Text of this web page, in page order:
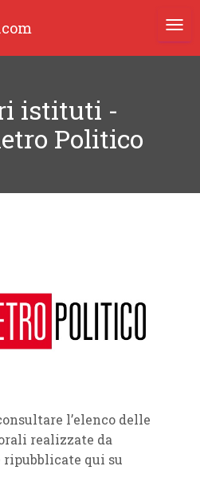
istituti -
Politico
l’elenco delle
realizzate da
ripubblicate qui su